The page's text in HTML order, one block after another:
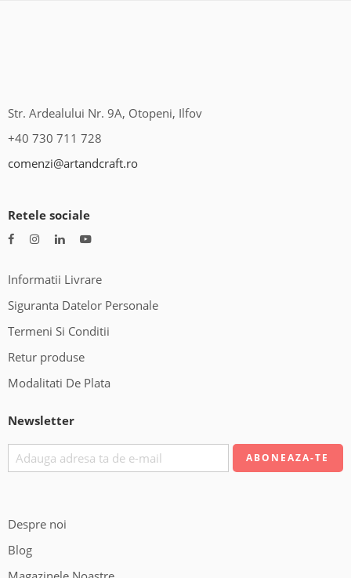
Str. Ardealului Nr. 9A, Otopeni, Ilfov
+40 730 711 728
comenzi@artandcraft.ro
Retele sociale
Informatii Livrare
Siguranta Datelor Personale
Termeni Si Conditii
Retur produse
Modalitati De Plata
Newsletter
Despre noi
Blog